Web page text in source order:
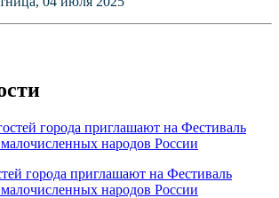
города приглашают на Фестиваль
народов России